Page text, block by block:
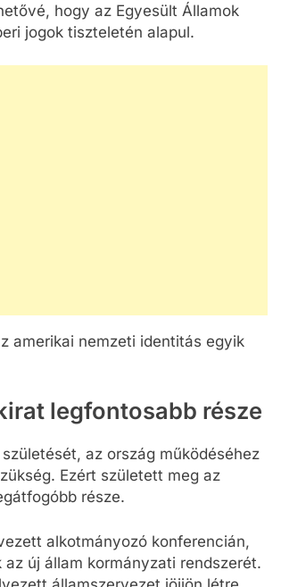
hogy az Egyesült Államok
jogok tiszteletén alapul.
amerikai nemzeti identitás egyik
legfontosabb része
az ország működéséhez
Ezért született meg az
része.
alkotmányozó konferencián,
új állam kormányzati rendszerét.